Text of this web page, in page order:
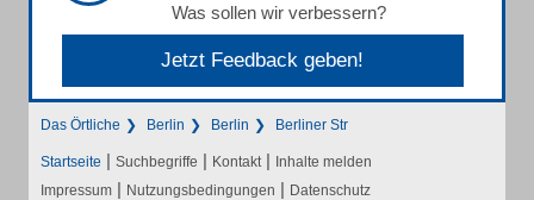
Was sollen wir verbessern?
Jetzt Feedback geben!
Das Örtliche Berlin Berlin Berliner Str
Startseite | Suchbegriffe | Kontakt | Inhalte melden
Impressum | Nutzungsbedingungen | Datenschutz